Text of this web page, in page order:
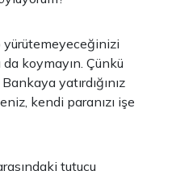
yürütemeyeceğinizi
da koymayın. Çünkü
yatırdığınız
kendi paranızı işe
tutucu